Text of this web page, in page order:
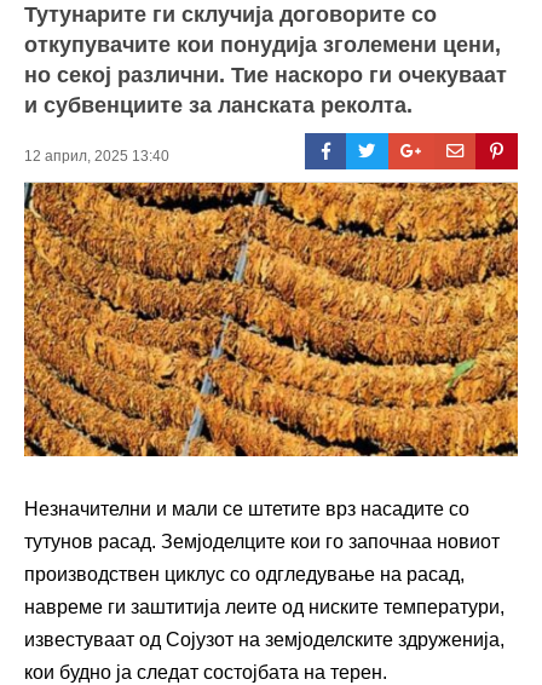
Тутунарите ги склучија договорите со
откупувачите кои понудија зголемени цени,
но секој различни. Тие наскоро ги очекуваат
и субвенциите за ланската реколта.
12 април, 2025 13:40
Незначителни и мали се штетите врз насадите со
тутунов расад. Земјоделците кои го започнаа новиот
производствен циклус со одгледување на расад,
навреме ги заштитија леите од ниските температури,
известуваат од Сојузот на земјоделските здруженија,
кои будно ја следат состојбата на терен.